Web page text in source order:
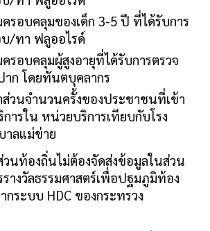
ครอบคลุมของเด็ก 3-5 ปี ที่ได้รับการ
บ/ทา ฟลูออไรด์
ครอบคลุมผู้สูงอายุที่ได้รับการตรวจ
าก โดยทันตบุคลากร
ส่วนจํานวนครั้งของประชาชนที่เข้า
ารใน หน่วยบริการเทียบกับโรง
าลแม่ข่าย
วนท้องถิ่นไม่ต้องจัดส่งข้อมูลในส่วน
างวัลธรรมศาสตร์เพื่อปฐมภูมิท้อง
ระบบ HDC ของกระทรวง